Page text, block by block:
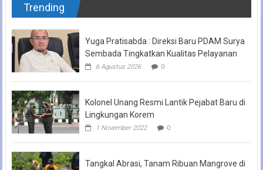
Trending
Yuga Pratisabda : Direksi Baru PDAM Surya
Sembada Tingkatkan Kualitas Pelayanan
6 Agustus 2026 0
Kolonel Unang Resmi Lantik Pejabat Baru di
Lingkungan Korem
1 November 2022 0
Tangkal Abrasi, Tanam Ribuan Mangrove di